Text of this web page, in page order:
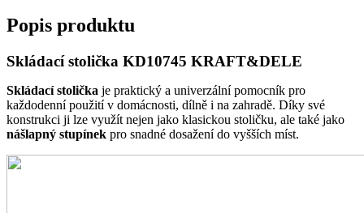
Popis produktu
Skládací stolička KD10745 KRAFT&DELE
Skládací stolička je praktický a univerzální pomocník pro
každodenní použití v domácnosti, dílně i na zahradě. Díky své
konstrukci ji lze využít nejen jako klasickou stoličku, ale také jako
nášlapný stupínek pro snadné dosažení do vyšších míst.